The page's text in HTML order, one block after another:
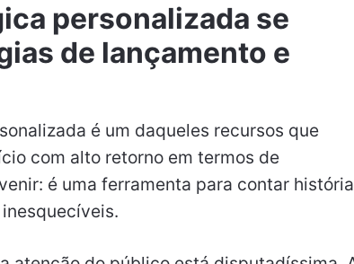
personalizada se
de lançamento e
é um daqueles recursos que
com alto retorno em termos de
é uma ferramenta para contar